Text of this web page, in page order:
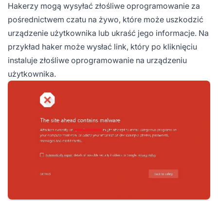
Hakerzy mogą wysyłać złośliwe oprogramowanie za
pośrednictwem czatu na żywo, które może uszkodzić
urządzenie użytkownika lub ukraść jego informacje. Na
przykład haker może wysłać link, który po kliknięciu
instaluje złośliwe oprogramowanie na urządzeniu
użytkownika.